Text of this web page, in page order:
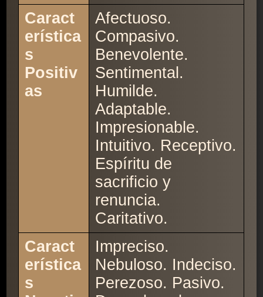
Caract
erística
s
Positiv
as
Afectuoso.
Compasivo.
Benevolente.
Sentimental.
Humilde.
Adaptable.
Impresionable.
Intuitivo. Receptivo.
Espíritu de
sacrificio y
renuncia.
Caritativo.
Caract
erística
s
Impreciso.
Nebuloso. Indeciso.
Perezoso. Pasivo.